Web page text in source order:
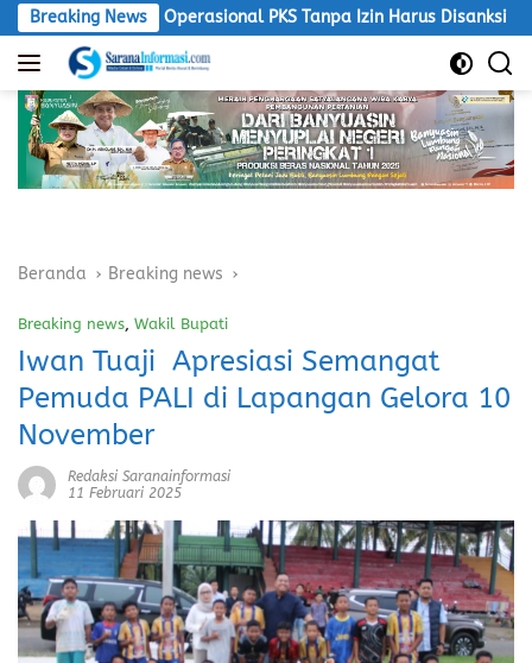
Langsung
ke
konten
Breaking News
Operasional PKS Tanpa Izin Harus Disanksi LSM
Beranda Breaking news
Breaking news, Wakil Bupati
Iwan Tuaji Apresiasi Semangat
Pemuda PALI di Lapangan Gelora 10
November
Redaksi Saranainformasi
11 Februari 2025